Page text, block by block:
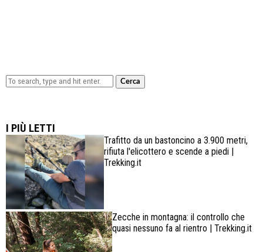
Cerca
I PIÙ LETTI
Trafitto da un bastoncino a 3.900 metri,
rifiuta l'elicottero e scende a piedi |
Trekking.it
Zecche in montagna: il controllo che
quasi nessuno fa al rientro | Trekking.it